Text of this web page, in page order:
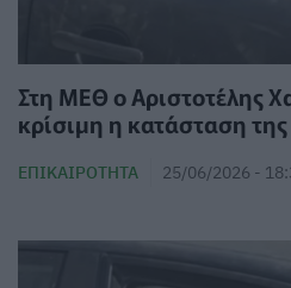
Στη ΜΕΘ ο Αριστοτέλης
κρίσιμη η κατάσταση της
ΕΠΙΚΑΙΡΌΤΗΤΑ 25/06/2026 -